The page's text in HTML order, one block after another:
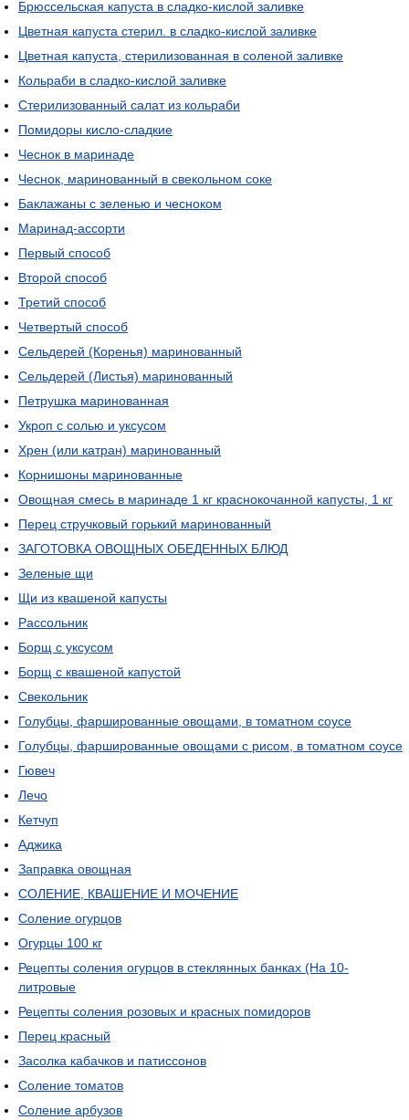
Брюссельская капуста в сладко-кислой заливке
Цветная капуста стерил. в сладко-кислой заливке
Цветная капуста, стерилизованная в соленой заливке
Кольраби в сладко-кислой заливке
Стерилизованный салат из кольраби
Помидоры кисло-сладкие
Чеснок в маринаде
Чеснок, маринованный в свекольном соке
Баклажаны с зеленью и чесноком
Маринад-ассорти
Первый способ
Второй способ
Третий способ
Четвертый способ
Сельдерей (Коренья) маринованный
Сельдерей (Листья) маринованный
Петрушка маринованная
Укроп с солью и уксусом
Хрен (или катран) маринованный
Корнишоны маринованные
Овощная смесь в маринаде 1 кг краснокочанной капусты, 1 кг
Перец стручковый горький маринованный
ЗАГОТОВКА ОВОЩНЫХ ОБЕДЕННЫХ БЛЮД
Зеленые щи
Щи из квашеной капусты
Рассольник
Борщ с уксусом
Борщ с квашеной капустой
Свекольник
Голубцы, фаршированные овощами, в томатном соусе
Голубцы, фаршированные овощами с рисом, в томатном соусе
Гювеч
Лечо
Кетчуп
Аджика
Заправка овощная
СОЛЕНИЕ, КВАШЕНИЕ И МОЧЕНИЕ
Соление огурцов
Огурцы 100 кг
Рецепты соления огурцов в стеклянных банках (На 10-
литровые
Рецепты соления розовых и красных помидоров
Перец красный
Засолка кабачков и патиссонов
Соление томатов
Соление арбузов